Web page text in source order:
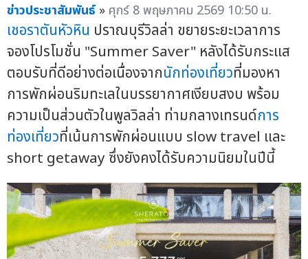
ข่าวประชาสัมพันธ์ » ศุกร์ 8 พฤษภาคม 2569 10:50 น.
เชอราตันหัวหิน ปราณบุรีวิลล่า ขยายระยะเวลาการ
จองโปรโมชั่น "Summer Saver" หลังได้รับกระแส
ตอบรับที่ดีอย่างต่อเนื่องจากนักท่องเที่ยวที่มองหา
การพักผ่อนริมทะเลในบรรยากาศเงียบสงบ พร้อม
ความเป็นส่วนตัวในพูลวิลล่า ท่ามกลางเทรนด์การ
ท่องเที่ยวที่เน้นการพักผ่อนแบบ slow travel และ
short getaway ซึ่งยังคงได้รับความนิยมในปีนี้